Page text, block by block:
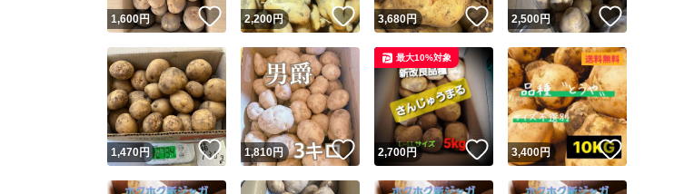
1,600円 いいね！
2,200円 いいね！
3,680円 いいね！
2,500円 いいね！
1,470円 いいね！
1,810円 いいね！
2,700円 いいね！
最大10%対象
3,400円